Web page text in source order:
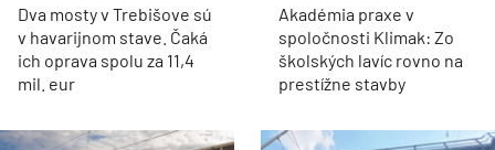
Dva mosty v Trebišove sú
v havarijnom stave. Čaká
ich oprava spolu za 11,4
mil. eur
Akadémia praxe v
spoločnosti Klimak: Zo
školských lavíc rovno na
prestížne stavby